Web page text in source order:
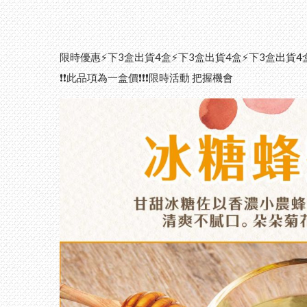
限時優惠⚡下3盒出貨4盒⚡下3盒出貨4盒⚡下3盒出貨4
❗❗此品項為一盒價❗❗❗限時活動 把握機會